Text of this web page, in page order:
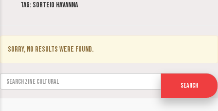
Tag: Sorteio Havanna
Sorry, no results were found.
Search for:
Search